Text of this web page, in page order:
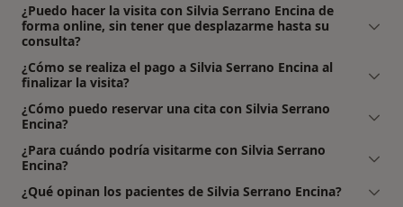
¿Puedo hacer la visita con Silvia Serrano Encina de
forma online, sin tener que desplazarme hasta su
consulta?
¿Cómo se realiza el pago a Silvia Serrano Encina al
finalizar la visita?
¿Cómo puedo reservar una cita con Silvia Serrano
Encina?
¿Para cuándo podría visitarme con Silvia Serrano
Encina?
¿Qué opinan los pacientes de Silvia Serrano Encina?